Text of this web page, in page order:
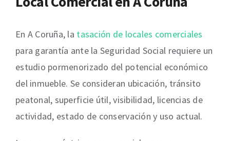
En A Coruña, la tasación de locales comerciales
para garantía ante la Seguridad Social requiere un
estudio pormenorizado del potencial económico
del inmueble. Se consideran ubicación, tránsito
peatonal, superficie útil, visibilidad, licencias de
actividad, estado de conservación y uso actual.